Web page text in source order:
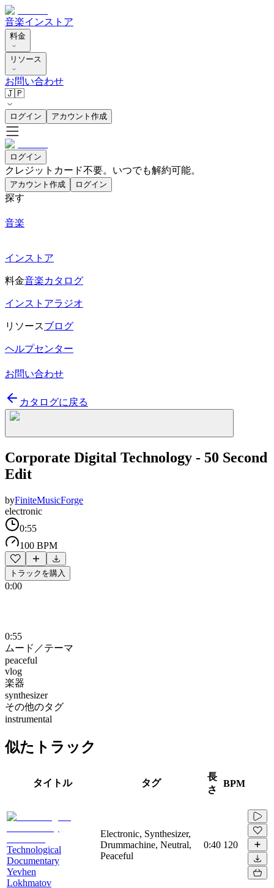
音楽インストア
料金
リソース
お問い合わせ
🇯🇵
ログイン アカウント作成
ログイン
クレジットカード不要。いつでも解約可能。
アカウント作成 ログイン
探す
音楽
インストア
料金音楽カタログ
インストアラジオ
リソースブログ
ヘルプセンター
お問い合わせ
カタログに戻る
Corporate Digital Technology - 50 Second
Edit
byFiniteMusicForge
electronic
0:55
100 BPM
トラックを購入
0:00
0:55
ムード／テーマ
peaceful
vlog
楽器
synthesizer
その他のタグ
instrumental
似たトラック
タイトル タグ
長
さ
BPM
Technological
Documentary
Yevhen
Lokhmatov
Electronic, Synthesizer,
Drummachine, Neutral,
Peaceful
0:40 120